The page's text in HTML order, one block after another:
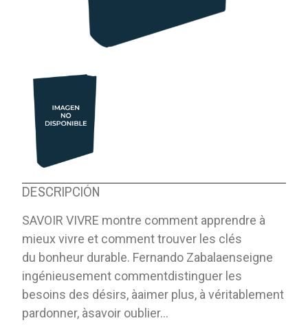
DESCRIPCIÓN
SAVOIR VIVRE montre comment apprendre à
mieux vivre et comment trouver les clés
du bonheur durable. Fernando Zabalaenseigne
ingénieusement commentdistinguer les
besoins des désirs, àaimer plus, à véritablement
pardonner, àsavoir oublier…